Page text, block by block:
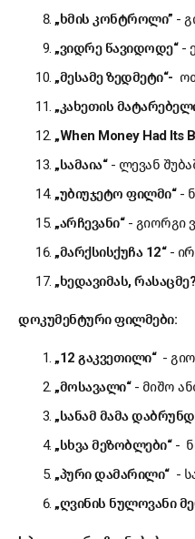
„ხმის კონტროლი” -
„ვიდრე წავიდოდე“-
„მესამეზედმეტი“-
„კახეთის
„When Money Had Its
„სამაია“- ლევან
„უბიუჯეტო ფილმი“-
„არჩევანი“- გიორგი
„მარქსისქუჩა12“-
„ხედავიმას,რასაცმე
დოკუმენტურიფილმები:
„12 გაკვეთილი“-
„მოსავალი“ - მიშო
„სანამ მამა
„სხვამეზობლები“-
„პურიდამარილი“-
„ღვინის ნულოვანი